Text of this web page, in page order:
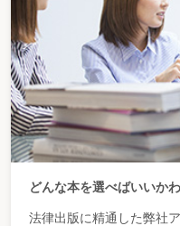
どんな本を選べばいいか
法律出版に精通した弊社